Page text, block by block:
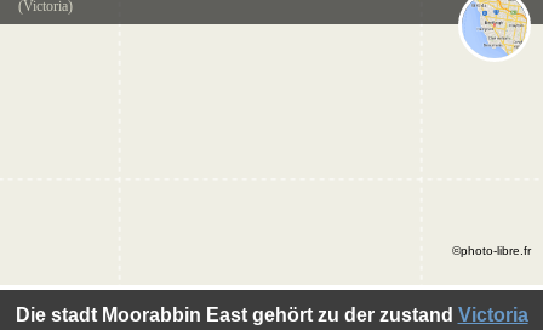
(Victoria)
Die stadt Moorabbin East gehört zu der zustand Victoria
©photo-libre.fr